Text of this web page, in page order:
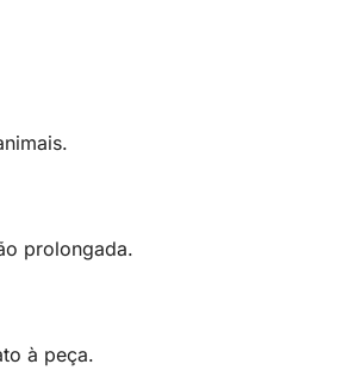
prolongada.
à peça.